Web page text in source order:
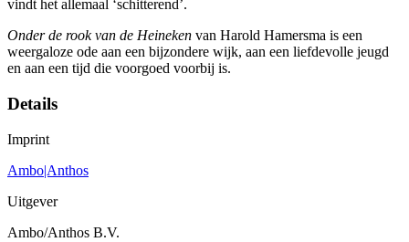
vindt het allemaal ‘schitterend’.
Onder de rook van de Heineken van Harold Hamersma is een
weergaloze ode aan een bijzondere wijk, aan een liefdevolle jeugd
en aan een tijd die voorgoed voorbij is.
Details
Imprint
Ambo|Anthos
Uitgever
Ambo/Anthos B.V.